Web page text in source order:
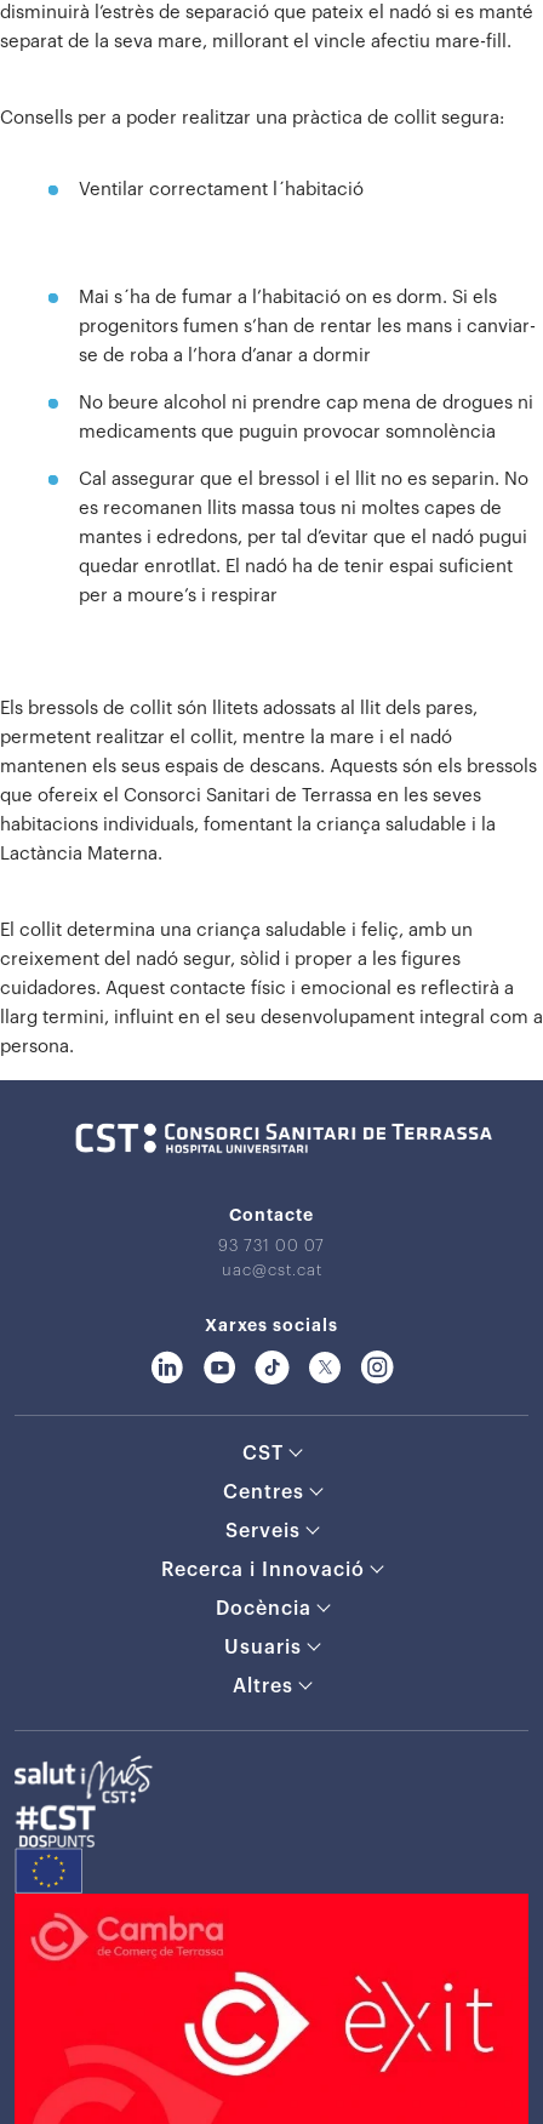
disminuirà l’estrès de separació que pateix el nadó si es manté
separat de la seva mare, millorant el vincle afectiu mare-fill.
Consells per a poder realitzar una pràctica de collit segura:
Ventilar correctament l´habitació
Mai s´ha de fumar a l’habitació on es dorm. Si els
progenitors fumen s’han de rentar les mans i canviar-
se de roba a l’hora d’anar a dormir
No beure alcohol ni prendre cap mena de drogues ni
medicaments que puguin provocar somnolència
Cal assegurar que el bressol i el llit no es separin. No
es recomanen llits massa tous ni moltes capes de
mantes i edredons, per tal d’evitar que el nadó pugui
quedar enrotllat. El nadó ha de tenir espai suficient
per a moure’s i respirar
Els bressols de collit són llitets adossats al llit dels pares,
permetent realitzar el collit, mentre la mare i el nadó
mantenen els seus espais de descans. Aquests són els bressols
que ofereix el Consorci Sanitari de Terrassa en les seves
habitacions individuals, fomentant la criança saludable i la
Lactància Materna.
El collit determina una criança saludable i feliç, amb un
creixement del nadó segur, sòlid i proper a les figures
cuidadores. Aquest contacte físic i emocional es reflectirà a
llarg termini, influint en el seu desenvolupament integral com a
persona.
Contacte
93 731 00 07
uac@cst.cat
Xarxes socials
CST
Centres
Serveis
Recerca i Innovació
Docència
Usuaris
Altres